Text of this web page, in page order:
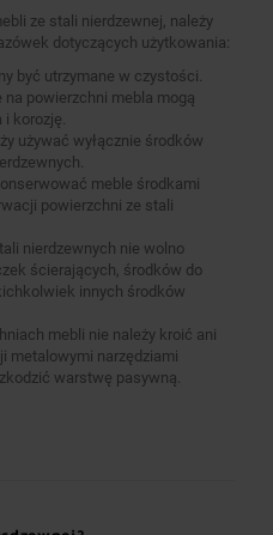
ze stali nierdzewnej, należy
dotyczących użytkowania:
być utrzymane w czystości.
powierzchni mebla mogą
i korozję.
używać wyłącznie środków
meble środkami
powierzchni ze stali
nierdzewnych nie wolno
ścierających, środków do
innych środków
mebli nie należy kroić ani
metalowymi narzędziami
warstwę pasywną.